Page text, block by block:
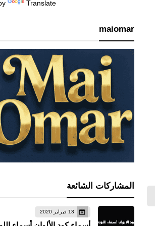
Translate
maiomar
المشاركات الشائعة
13 فبراير 2020